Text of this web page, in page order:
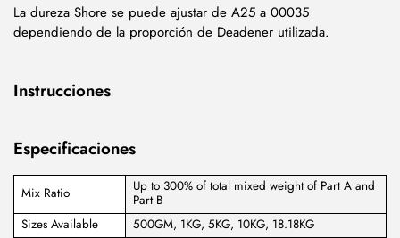
La dureza Shore se puede ajustar de A25 a 00035
dependiendo de la proporción de Deadener utilizada.
Instrucciones
Especificaciones
Mix Ratio
Up to 300% of total mixed weight of Part A and
Part B
Sizes Available
500GM, 1KG, 5KG, 10KG, 18.18KG